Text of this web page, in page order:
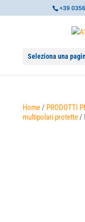
+39
Seleziona una
Home/ PRODOTTI
multipolari protette/